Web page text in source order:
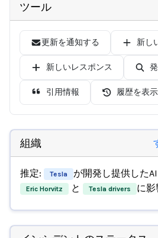
ツール
更新を通知する 新し
新しいレスポンス
引用情報 履歴を表示
組織
推定: Tesla が開発し提供したAI
Eric Horvitz と Tesla drivers に影